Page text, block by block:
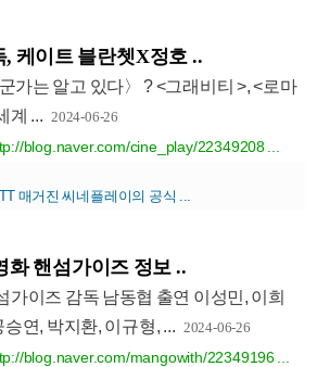
케이트 블란쳇X정호 ..
군가는 알고 있다〉 ? <그래비티 >, <로마
계 ... 2024-06-26
blog.naver.com/cine_play/22349208 ...
매거진 씨네플레이의 공식 ...
화 핸섬가이즈 정보 ..
가이즈 감독 남동협 출연 이성민, 이희
승연, 박지환, 이규형, ... 2024-06-26
blog.naver.com/mangowith/22349196 ...